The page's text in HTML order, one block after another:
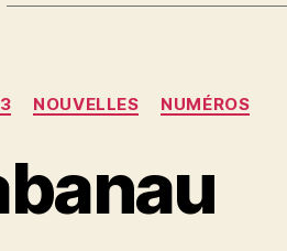
NOUVELLES NUMÉROS